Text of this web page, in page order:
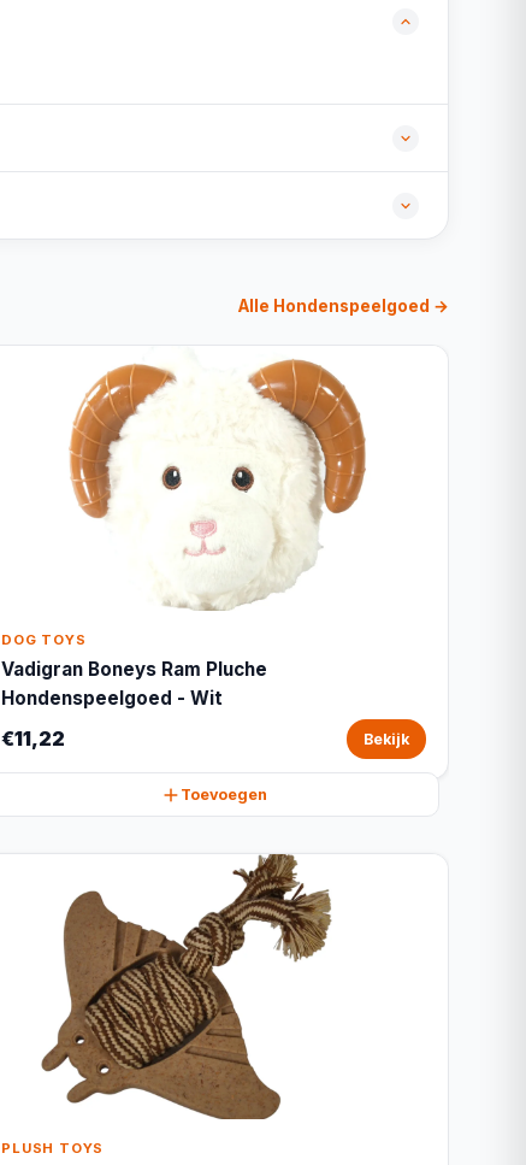
Alle Hondenspeelgoed →
DOG TOYS
Vadigran Boneys Ram Pluche
Hondenspeelgoed - Wit
€11,22 Bekijk
Toevoegen
PLUSH TOYS